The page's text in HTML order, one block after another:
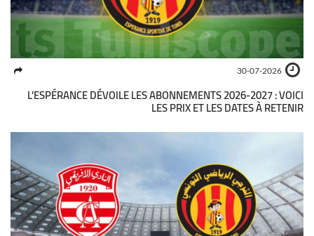
30-07-2026
L’ESPÉRANCE DÉVOILE LES ABONNEMENTS 2026-2027 : VOICI
LES PRIX ET LES DATES À RETENIR